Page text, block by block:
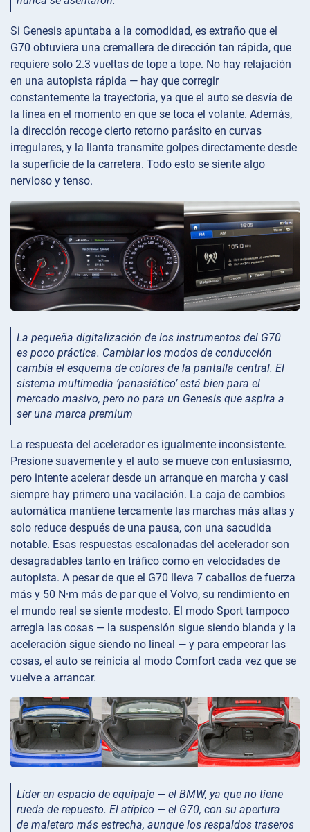
Si Genesis apuntaba a la comodidad, es extraño que el
G70 obtuviera una cremallera de dirección tan rápida, que
requiere solo 2.3 vueltas de tope a tope. No hay relajación
en una autopista rápida — hay que corregir
constantemente la trayectoria, ya que el auto se desvía de
la línea en el momento en que se toca el volante. Además,
la dirección recoge cierto retorno parásito en curvas
irregulares, y la llanta transmite golpes directamente desde
la superficie de la carretera. Todo esto se siente algo
nervioso y tenso.
La pequeña digitalización de los instrumentos del G70
es poco práctica. Cambiar los modos de conducción
cambia el esquema de colores de la pantalla central. El
sistema multimedia ‘panasiático’ está bien para el
mercado masivo, pero no para un Genesis que aspira a
ser una marca premium
La respuesta del acelerador es igualmente inconsistente.
Presione suavemente y el auto se mueve con entusiasmo,
pero intente acelerar desde un arranque en marcha y casi
siempre hay primero una vacilación. La caja de cambios
automática mantiene tercamente las marchas más altas y
solo reduce después de una pausa, con una sacudida
notable. Esas respuestas escalonadas del acelerador son
desagradables tanto en tráfico como en velocidades de
autopista. A pesar de que el G70 lleva 7 caballos de fuerza
más y 50 N·m más de par que el Volvo, su rendimiento en
el mundo real se siente modesto. El modo Sport tampoco
arregla las cosas — la suspensión sigue siendo blanda y la
aceleración sigue siendo no lineal — y para empeorar las
cosas, el auto se reinicia al modo Comfort cada vez que se
vuelve a arrancar.
Líder en espacio de equipaje — el BMW, ya que no tiene
rueda de repuesto. El atípico — el G70, con su apertura
de maletero más estrecha, aunque los respaldos traseros